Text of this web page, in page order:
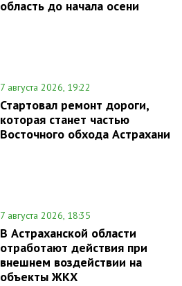
область до начала осени
7 августа 2026, 19:22
Стартовал ремонт дороги,
которая станет частью
Восточного обхода Астрахани
7 августа 2026, 18:35
В Астраханской области
отработают действия при
внешнем воздействии на
объекты ЖКХ